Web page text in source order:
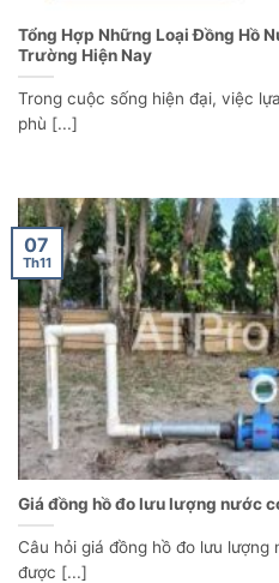
Tổng Hợp Những Loại Đồng Hồ
Trường Hiện Nay
Trong cuộc sống hiện đại, việc
phù [...]
Giá đồng hồ đo lưu lượng nước
Câu hỏi giá đồng hồ đo lưu lượng
được [...]
07
Th11